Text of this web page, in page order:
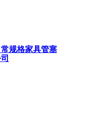
规格家具管塞